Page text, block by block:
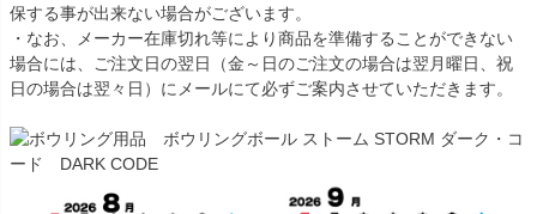
保する事が出来ない場合がございます。
・なお、メーカー在庫切れ等により商品を準備することができない
場合には、ご注文日の翌日（金～日のご注文の場合は翌月曜日、祝
日の場合は翌々日）にメールにて必ずご案内させていただきます。